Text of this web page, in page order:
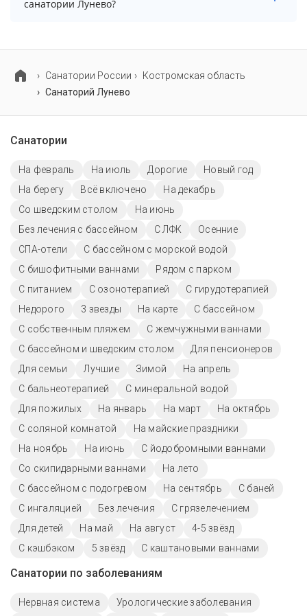
система.
санатории Лунево?
детей и пенсионеров.
Cанатории России
Костромская область
Санаторий Лунево
Санатории
На февраль На июль Дорогие
Новый год
На берегу
Всё включено
На декабрь
Со шведским столом
На июнь
Без лечения с бассейном
С ЛФК
Осенние
СПА-отели
С бассейном с морской водой
С бишофитными ваннами
Рядом с парком
С питанием
С озонотерапией
С гирудотерапией
Недорого
3 звезды На карте
C бассейном
С собственным пляжем
С жемчужными ваннами
С бассейном и шведским столом
Для пенсионеров
Для семьи
Лучшие Зимой
На апрель
С бальнеотерапией
С минеральной водой
Для пожилых
На январь На март
На октябрь
С соляной комнатой
На майские праздники
На ноябрь
На июнь
С йодобромными ваннами
Со скипидарными ваннами
На лето
С бассейном с подогревом
На сентябрь
С баней
С ингаляцией
Без лечения
С грязелечением
Для детей
На май На август
4-5 звёзд
С кэшбэком
5 звёзд С каштановыми ваннами
Санатории по заболеваниям
Нервная система
Урологические заболевания